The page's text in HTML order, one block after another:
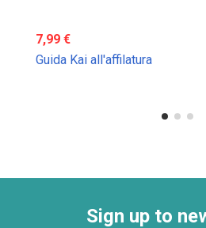
7,99 €
Guida Kai all'affilatura
Sign up to